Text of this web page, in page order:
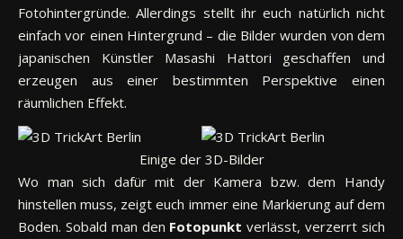
Fotohintergründe. Allerdings stellt ihr euch natürlich nicht
einfach vor einen Hintergrund – die Bilder wurden von dem
japanischen Künstler Masashi Hattori geschaffen und
erzeugen aus einer bestimmten Perspektive einen
räumlichen Effekt.
Einige der 3D-Bilder
Wo man sich dafür mit der Kamera bzw. dem Handy
hinstellen muss, zeigt euch immer eine Markierung auf dem
Boden. Sobald man den Fotopunkt verlässt, verzerrt sich